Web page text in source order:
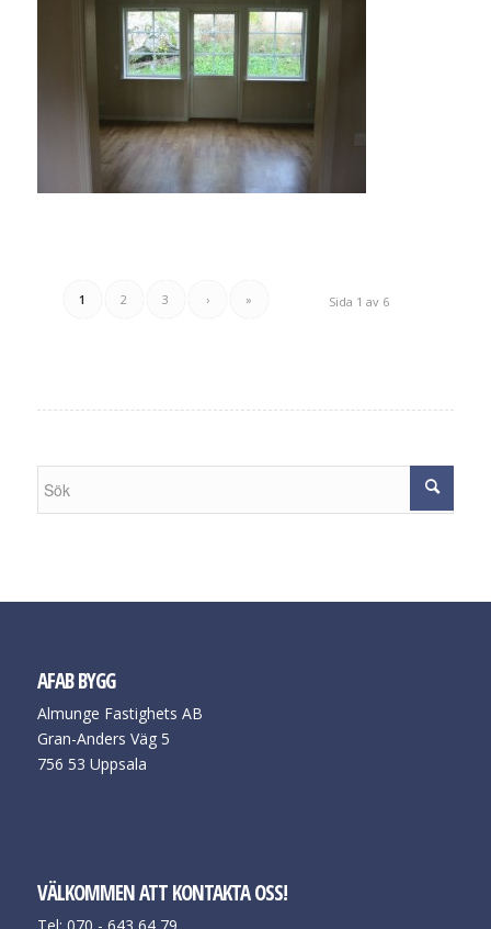
Sida 1 av 6
1 2 3 › »
AFAB BYGG
Almunge Fastighets AB
Gran-Anders Väg 5
756 53 Uppsala
VÄLKOMMEN ATT KONTAKTA OSS!